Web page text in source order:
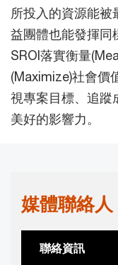
所投入的資源能被
益團體也能發揮同
SROI落實衡量
(Maximize)社會價
視專案目標、追蹤
美好的影響力。
媒體聯絡人
聯絡資訊